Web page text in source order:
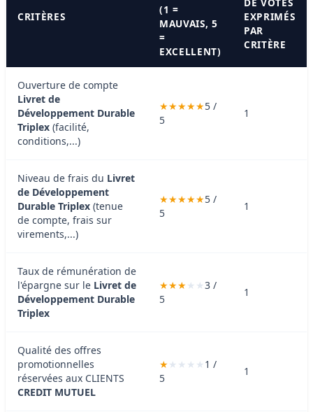
CRITÈRES
(1 =
MAUVAIS, 5
=
EXCELLENT)
EXPRIMÉS
PAR
CRITÈRE
Ouverture de compte
Livret de
Développement Durable
Triplex (facilité,
conditions,...)
5 /
5
1
Niveau de frais du Livret
de Développement
Durable Triplex (tenue
de compte, frais sur
virements,...)
5 /
5
1
Taux de rémunération de
l'épargne sur le Livret de
Développement Durable
Triplex
3 /
5
1
Qualité des offres
promotionnelles
réservées aux CLIENTS
CREDIT MUTUEL
1 /
5
1